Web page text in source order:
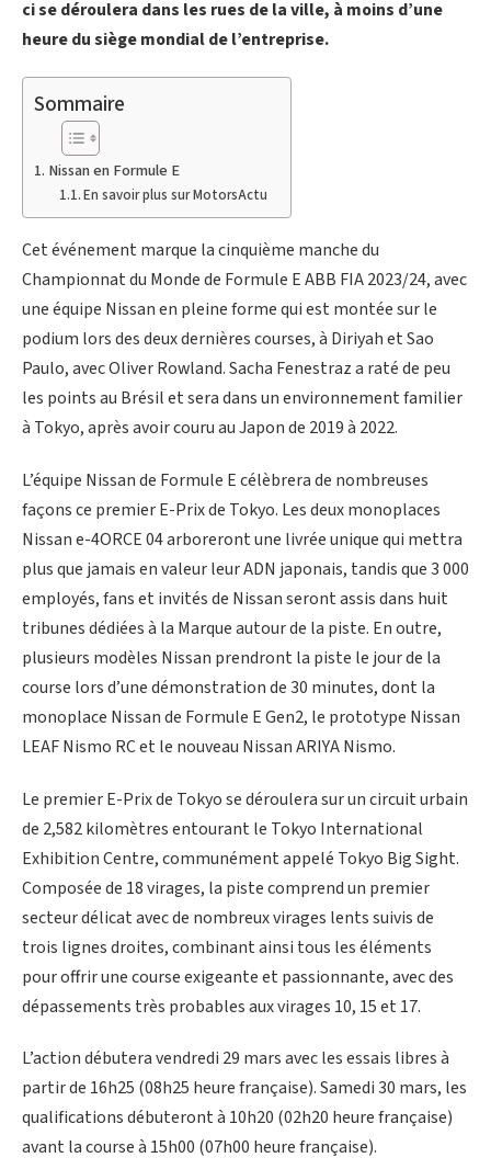
ci se déroulera dans les rues de la ville, à moins d’une
heure du siège mondial de l’entreprise.
Sommaire
Nissan en Formule E
En savoir plus sur MotorsActu
Cet événement marque la cinquième manche du
Championnat du Monde de Formule E ABB FIA 2023/24, avec
une équipe Nissan en pleine forme qui est montée sur le
podium lors des deux dernières courses, à Diriyah et Sao
Paulo, avec Oliver Rowland. Sacha Fenestraz a raté de peu
les points au Brésil et sera dans un environnement familier
à Tokyo, après avoir couru au Japon de 2019 à 2022.
L’équipe Nissan de Formule E célèbrera de nombreuses
façons ce premier E-Prix de Tokyo. Les deux monoplaces
Nissan e-4ORCE 04 arboreront une livrée unique qui mettra
plus que jamais en valeur leur ADN japonais, tandis que 3 000
employés, fans et invités de Nissan seront assis dans huit
tribunes dédiées à la Marque autour de la piste. En outre,
plusieurs modèles Nissan prendront la piste le jour de la
course lors d’une démonstration de 30 minutes, dont la
monoplace Nissan de Formule E Gen2, le prototype Nissan
LEAF Nismo RC et le nouveau Nissan ARIYA Nismo.
Le premier E-Prix de Tokyo se déroulera sur un circuit urbain
de 2,582 kilomètres entourant le Tokyo International
Exhibition Centre, communément appelé Tokyo Big Sight.
Composée de 18 virages, la piste comprend un premier
secteur délicat avec de nombreux virages lents suivis de
trois lignes droites, combinant ainsi tous les éléments
pour offrir une course exigeante et passionnante, avec des
dépassements très probables aux virages 10, 15 et 17.
L’action débutera vendredi 29 mars avec les essais libres à
partir de 16h25 (08h25 heure française). Samedi 30 mars, les
qualifications débuteront à 10h20 (02h20 heure française)
avant la course à 15h00 (07h00 heure française).